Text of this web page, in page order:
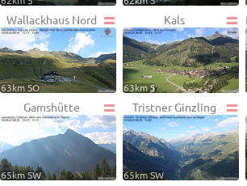
Wallackhaus Nord
63km SO
Kals
63km S
Gamshütte
65km SW
Tristner Ginzling
65km SW